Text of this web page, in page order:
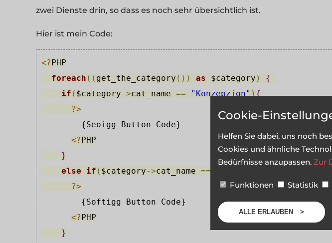
zwei Dienste drin, so dass es noch sehr übersichtlich ist.
Hier ist mein Code:
<?PHP
foreach ( ( get_the_category ( ) ) as $category )
{
if ( $category->cat_name == "Konzepzion"){
?>
        {Seoigg Button Code}
<?PHP
}
else
if ( $category->cat_name ==
?>
        {Softigg Button Code}
<?PHP
}
Cookie-
Helfen Sie dabei, uns noch
Cookies und ähnliche
Bedürfnisse anzupassen. Zur
Funktionen Statistik
ALLE ERLAUBEN